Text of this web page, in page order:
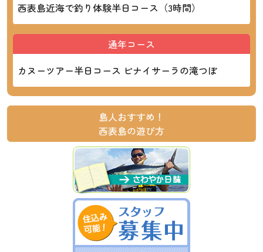
西表島近海で釣り体験半日コース（3時間）
通年コース
カヌーツアー半日コース ピナイサーラの滝つぼ
島人おすすめ！
西表島の遊び方